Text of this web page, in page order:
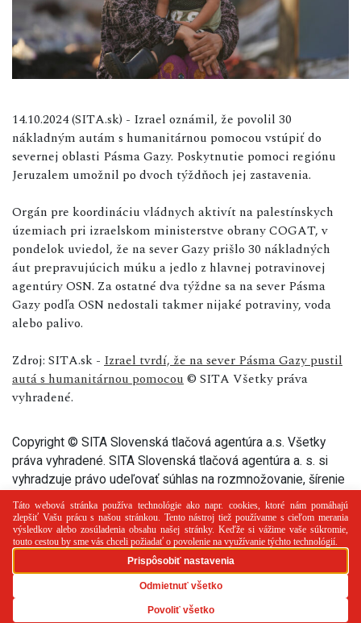
14.10.2024 (SITA.sk) - Izrael oznámil, že povolil 30
nákladným autám s humanitárnou pomocou vstúpiť do
severnej oblasti Pásma Gazy. Poskytnutie pomoci regiónu
Jeruzalem umožnil po dvoch týždňoch jej zastavenia.
Orgán pre koordináciu vládnych aktivít na palestínskych
územiach pri izraelskom ministerstve obrany COGAT, v
pondelok uviedol, že na sever Gazy prišlo 30 nákladných
áut prepravujúcich múku a jedlo z hlavnej potravinovej
agentúry OSN. Za ostatné dva týždne sa na sever Pásma
Gazy podľa OSN nedostali takmer nijaké potraviny, voda
alebo palivo.
Zdroj: SITA.sk - Izrael tvrdí, že na sever Pásma Gazy pustil
autá s humanitárnou pomocou © SITA Všetky práva
vyhradené.
Copyright © SITA Slovenská tlačová agentúra a.s. Všetky
práva vyhradené. SITA Slovenská tlačová agentúra a. s. si
vyhradzuje právo udeľovať súhlas na rozmnožovanie, šírenie
PR článok
používania cookies
RSS